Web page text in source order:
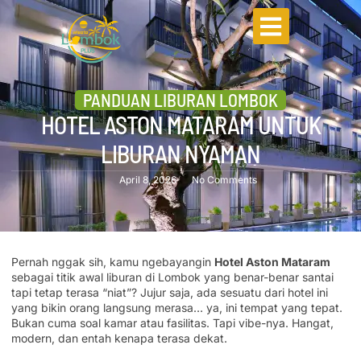
PANDUAN LIBURAN LOMBOK
HOTEL ASTON MATARAM UNTUK
LIBURAN NYAMAN
April 8, 2026 No Comments
Pernah nggak sih, kamu ngebayangin Hotel Aston Mataram
sebagai titik awal liburan di Lombok yang benar-benar santai
tapi tetap terasa “niat”? Jujur saja, ada sesuatu dari hotel ini
yang bikin orang langsung merasa… ya, ini tempat yang tepat.
Bukan cuma soal kamar atau fasilitas. Tapi vibe-nya. Hangat,
modern, dan entah kenapa terasa dekat.